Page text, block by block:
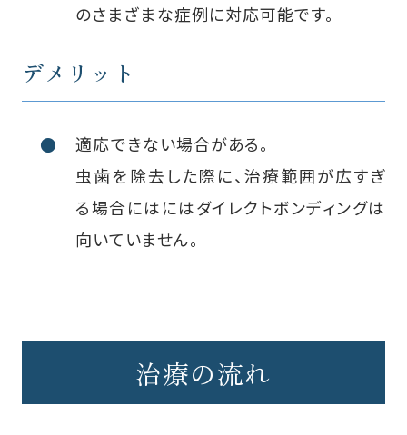
のさまざまな症例に対応可能です。
デメリット
適応できない場合がある。
虫歯を除去した際に、治療範囲が広すぎ
る場合にはにはダイレクトボンディングは
向いていません。
治療の流れ